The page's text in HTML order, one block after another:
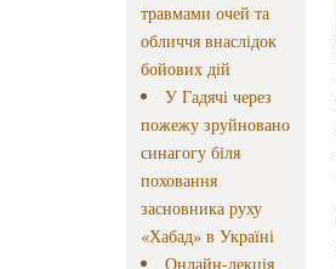
травмами очей та
обличчя внаслідок
бойових дій
У Гадячі через
пожежу зруйновано
синагогу біля
поховання
засновника руху
«Хабад» в Україні
Онлайн-лекція